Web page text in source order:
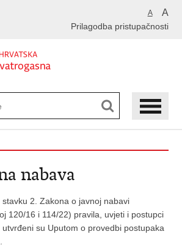
A A
Prilagodba pristupačnosti
nabava
2. Zakona o javnoj nabavi
120/16 i 114/22) pravila, uvjeti i postupci
su Uputom o provedbi postupaka